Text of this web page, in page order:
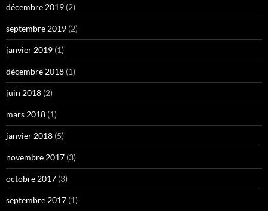
décembre 2019 (2)
septembre 2019 (2)
janvier 2019 (1)
décembre 2018 (1)
juin 2018 (2)
mars 2018 (1)
janvier 2018 (5)
novembre 2017 (3)
octobre 2017 (3)
septembre 2017 (1)